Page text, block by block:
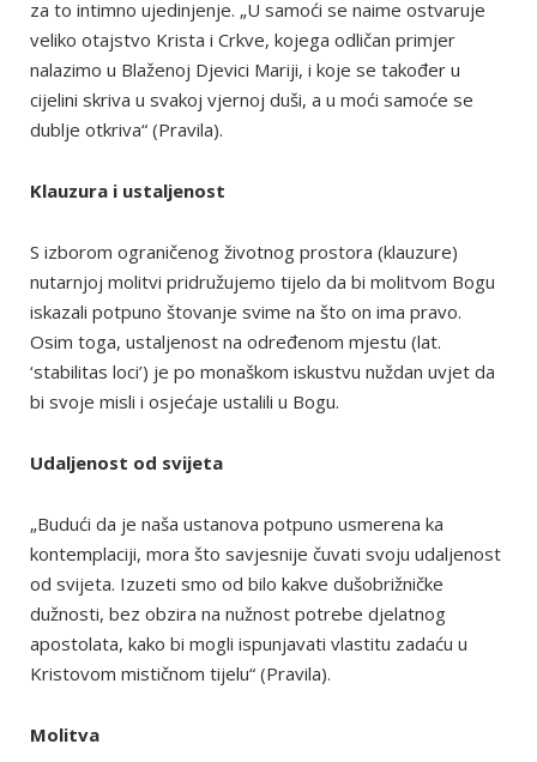
za to intimno ujedinjenje. „U samoći se naime ostvaruje
veliko otajstvo Krista i Crkve, kojega odličan primjer
nalazimo u Blaženoj Djevici Mariji, i koje se također u
cijelini skriva u svakoj vjernoj duši, a u moći samoće se
dublje otkriva“ (Pravila).
Klauzura i ustaljenost
S izborom ograničenog životnog prostora (klauzure)
nutarnjoj molitvi pridružujemo tijelo da bi molitvom Bogu
iskazali potpuno štovanje svime na što on ima pravo.
Osim toga, ustaljenost na određenom mjestu (lat.
‘stabilitas loci’) je po monaškom iskustvu nuždan uvjet da
bi svoje misli i osjećaje ustalili u Bogu.
Udaljenost od svijeta
„Budući da je naša ustanova potpuno usmerena ka
kontemplaciji, mora što savjesnije čuvati svoju udaljenost
od svijeta. Izuzeti smo od bilo kakve dušobrižničke
dužnosti, bez obzira na nužnost potrebe djelatnog
apostolata, kako bi mogli ispunjavati vlastitu zadaću u
Kristovom mističnom tijelu“ (Pravila).
Molitva